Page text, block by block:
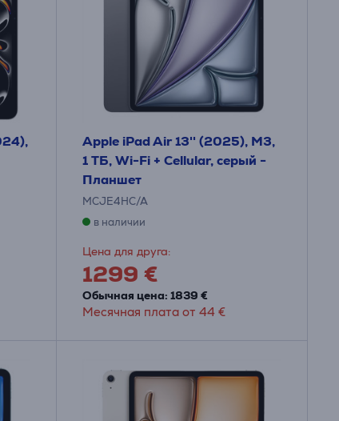
Apple iPad Air 13'' (2025), M3,
1 ТБ, Wi-Fi + Cellular, серый -
Планшет
MCJE4HC/A
в наличии
Цена для друга:
1299 €
Обычная цена: 1839 €
Месячная плата от 44 €